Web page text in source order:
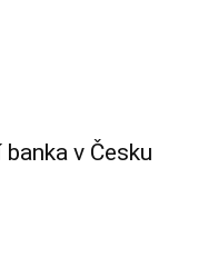
v Česku